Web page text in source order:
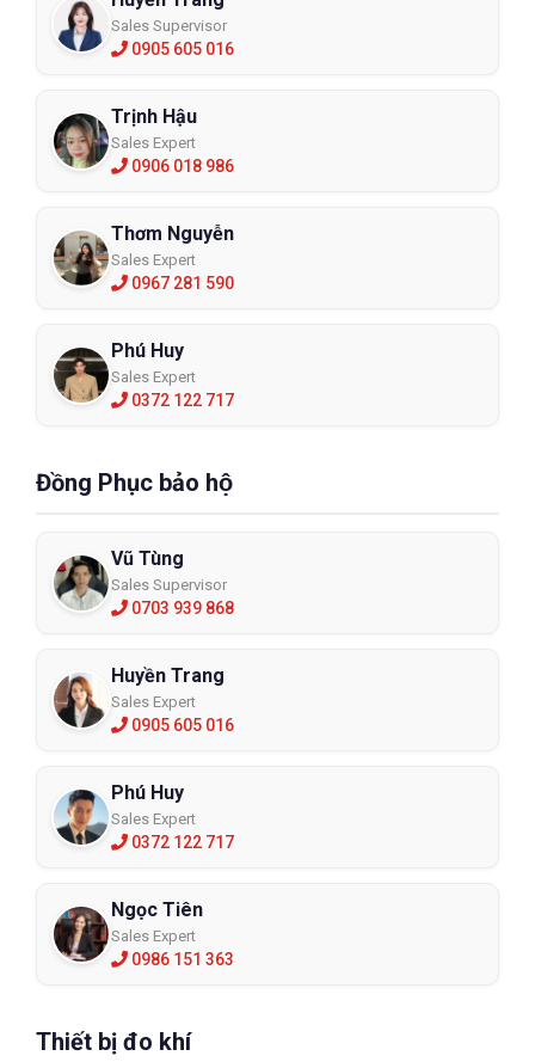
Sales Supervisor
0905 605 016
Trịnh Hậu
Sales Expert
0906 018 986
Thơm Nguyễn
Sales Expert
0967 281 590
Phú Huy
Sales Expert
0372 122 717
Đồng Phục bảo hộ
Vũ Tùng
Sales Supervisor
0703 939 868
Huyền Trang
Sales Expert
0905 605 016
Phú Huy
Sales Expert
0372 122 717
Ngọc Tiên
Sales Expert
0986 151 363
Thiết bị đo khí